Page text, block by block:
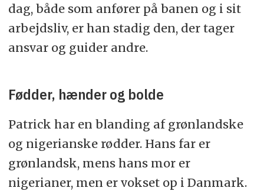
dag, både som anfører på banen og i sit
arbejdsliv, er han stadig den, der tager
ansvar og guider andre.
Fødder, hænder og bolde
Patrick har en blanding af grønlandske
og nigerianske rødder. Hans far er
grønlandsk, mens hans mor er
nigerianer, men er vokset op i Danmark.